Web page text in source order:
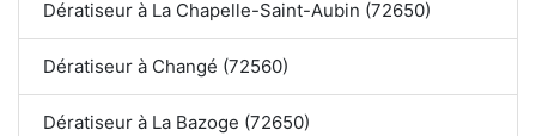
Dératiseur à La Chapelle-Saint-Aubin (72650)
Dératiseur à Changé (72560)
Dératiseur à La Bazoge (72650)